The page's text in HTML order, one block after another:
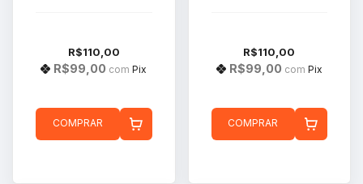
R$110,00
R$99,00 com Pix
COMPRAR
R$110,00
R$99,00 com Pix
COMPRAR